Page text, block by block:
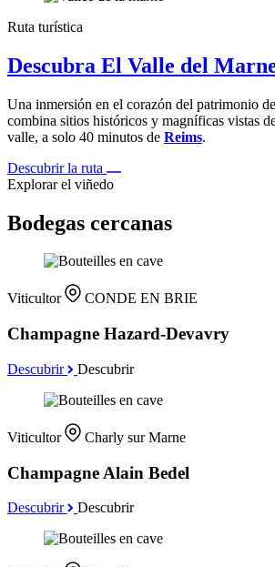
Ruta turística
Descubra El Valle del
Una inmersión en el corazón del patrimonio
combina sitios históricos y magníficas vistas
valle, a solo 40 minutos de Reims.
Descubrir la ruta
Explorar el viñedo
Bodegas cercanas
Viticultor CONDE EN BRIE
Champagne Hazard-Devavry
Descubrir Descubrir
Viticultor Charly sur Marne
Champagne Alain Bedel
Descubrir Descubrir